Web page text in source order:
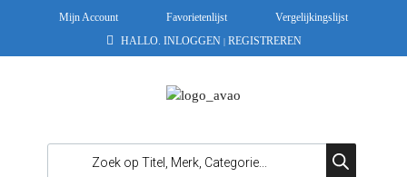
Mijn Account Favorietenlijst
Vergelijkingslijst
HALLO. INLOGGEN | REGISTREREN